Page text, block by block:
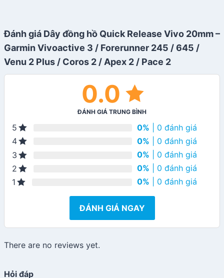
Đánh giá Dây đồng hồ Quick Release Vivo 20mm –
Garmin Vivoactive 3 / Forerunner 245 / 645 /
Venu 2 Plus / Coros 2 / Apex 2 / Pace 2
0.0
ĐÁNH GIÁ TRUNG BÌNH
5 0% | 0 đánh giá
4
0% | 0 đánh giá
3
0% | 0 đánh giá
2
0% | 0 đánh giá
1
0% | 0 đánh giá
ĐÁNH GIÁ NGAY
There are no reviews yet.
Hỏi đáp